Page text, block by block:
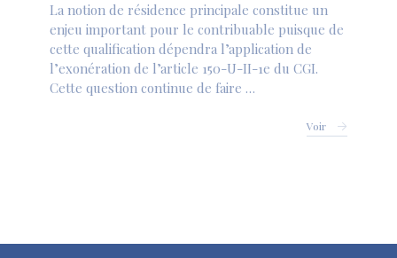
La notion de résidence principale constitue un
enjeu important pour le contribuable puisque de
cette qualification dépendra l’application de
l’exonération de l’article 150-U-II-1e du CGI.
Cette question continue de faire …
Voir